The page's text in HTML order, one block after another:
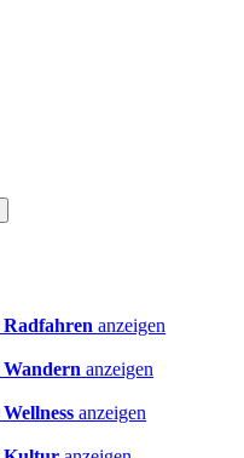
Radfahren anzeigen
Wandern anzeigen
Wellness anzeigen